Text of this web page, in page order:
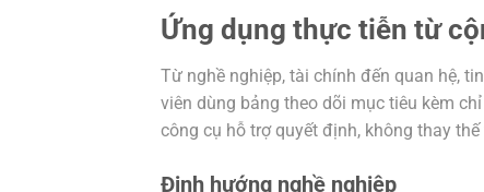
Ứng dụng thực tiễn từ
Từ nghề nghiệp, tài chính đến quan hệ,
viên dùng bảng theo dõi mục tiêu kèm
công cụ hỗ trợ quyết định, không thay
Định hướng nghề nghiệp